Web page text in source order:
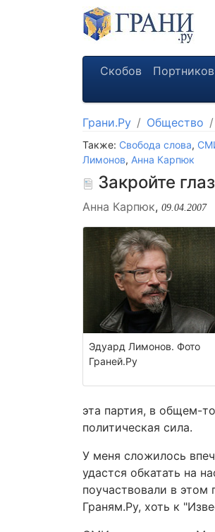
Скобов Портников
Грани.Ру Общество
Также: Свобода слова,
Лимонов, Анна Карпюк
Закройте
Анна Карпюк, 09.04.2007
Эдуард Лимонов. Фото
Граней.Ру
эта партия, в общем-
политическая сила.
У меня сложилось
удастся обкатать на
поучаствовали в
Граням.Ру, хоть к